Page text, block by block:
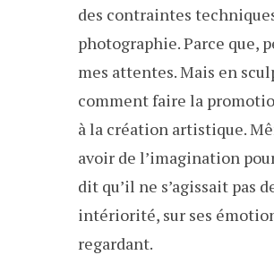
des contraintes
photographie. Parce que,
mes attentes. Mais en
comment faire la
à la création artistique.
avoir de l’imagination
dit qu’il ne s’agissait pas
intériorité, sur ses
regardant.